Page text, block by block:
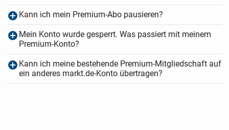
Kann ich mein Premium-Abo pausieren?
Mein Konto wurde gesperrt. Was passiert mit meinem
Premium-Konto?
Kann ich meine bestehende Premium-Mitgliedschaft auf
ein anderes markt.de-Konto übertragen?